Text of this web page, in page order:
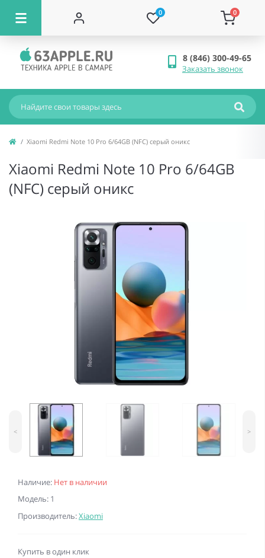
0 0
8 (846) 300-49-65
Заказать звонок
Xiaomi Redmi Note 10 Pro 6/64GB (NFC) серый оникс
Xiaomi Redmi Note 10 Pro 6/64GB
(NFC) серый оникс
Наличие: Нет в наличии
Модель: 1
Производитель:Xiaomi
< >
Купить в один клик